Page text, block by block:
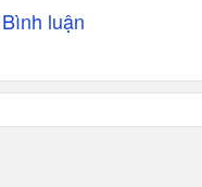
Bình luận